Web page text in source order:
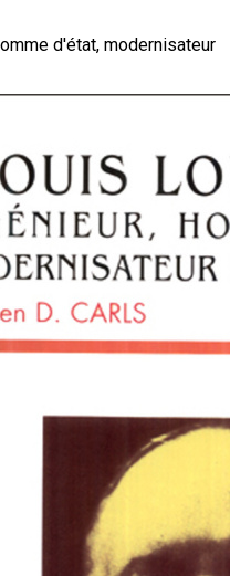
d'état, modernisateur